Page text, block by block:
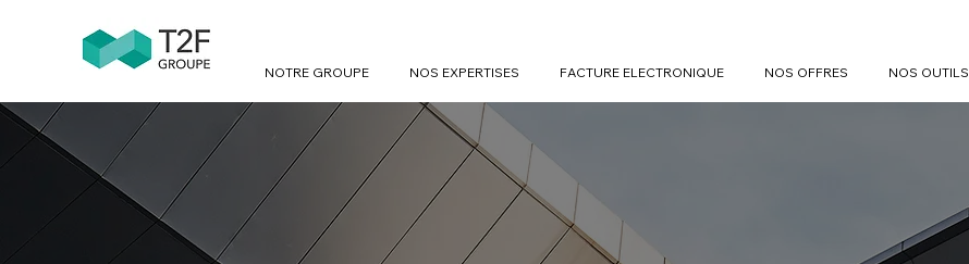
NOTRE GROUPE NOS EXPERTISES FACTURE ELECTRONIQUE NOS OFFRES NOS OUTILS